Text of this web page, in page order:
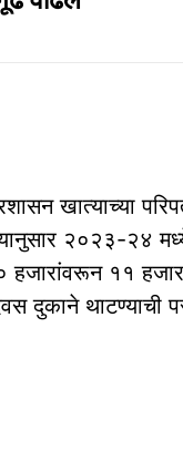
खात्याच्या
२०२३-२४
हजारांवरून ११
दुकाने थाटण्याची